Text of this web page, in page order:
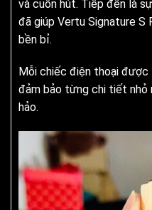
và cuốn hút. Tiếp đến là
đã giúp Vertu Signature S
bền bỉ.
Mỗi chiếc điện thoại được
đảm bảo từng chi tiết
hảo.